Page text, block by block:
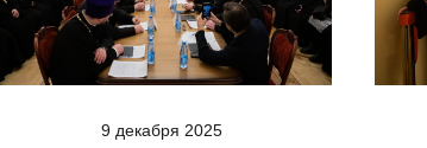
9 декабря 2025